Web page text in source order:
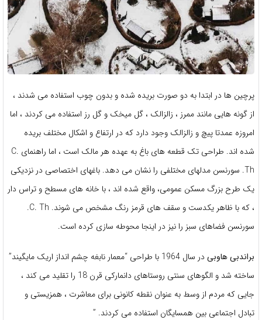
پرچین ها در ابتدا به دو صورت بریده شده و بدون چوب استفاده می شدند ،
از گونه هایی مانند ممرز ، زالزالک ، گل میخک و گل رز استفاده می کردند ، اما
امروزه عمدتا پیچ و زالزالک وجود دارد که در ارتفاع و اشکال مختلف بریده
شده اند. طراحی تک قطعه های باغ به عهده هر مالک است ، اما راهنمای C.
Th. سورنسن مدلهای مختلفی را نشان می دهد. باغهای اختصاصی در نزدیکی
یک طرح بزرگ مسکن عمومی، واقع شده اند ، با خانه های مسطح و تراس دار
، که با ظاهر یکدست و سقف های قرمز رنگ مشخص می شوند. C. Th.
سورنسن فضاهای سبز را نیز در اینجا محوطه سازی کرده است.
براندبی هاوبی
در سال 1964 با طراحی “معمار نابغه چشم انداز اریک مایگیند”
ساخته شد و الگوهای سنتی روستاهای دانمارکی قرن 18 را تقلید می کند ،
جایی که مردم از وسط به عنوان نقطه کانونی برای معاشرت ، همزیستی و
تبادل اجتماعی بین همسایگان استفاده می کردند. ”